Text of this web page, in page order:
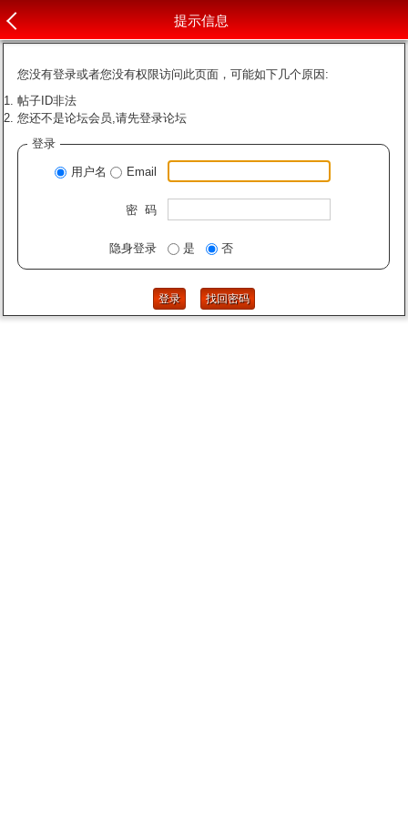
提示信息
您没有登录或者您没有权限访问此页面，可能如下几个原因:
帖子ID非法
您还不是论坛会员,请先登录论坛
登录
用户名 Email
密 码
隐身登录 是 否